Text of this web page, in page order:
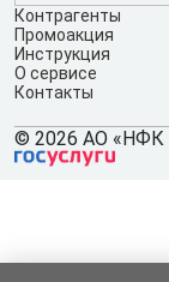
Контрагенты
Промоакция
Инструкция
О сервисе
Контакты
© 2026 АО «НФК